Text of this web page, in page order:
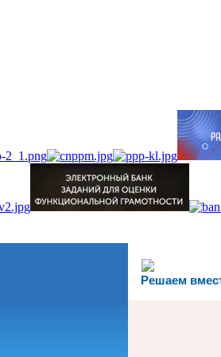
Решаем